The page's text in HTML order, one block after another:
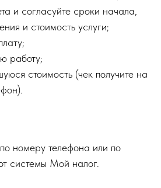
и согласуйте сроки начала,
и стоимость услуги;
работу;
стоимость (чек получите на
номеру телефона или по
системы Мой налог.